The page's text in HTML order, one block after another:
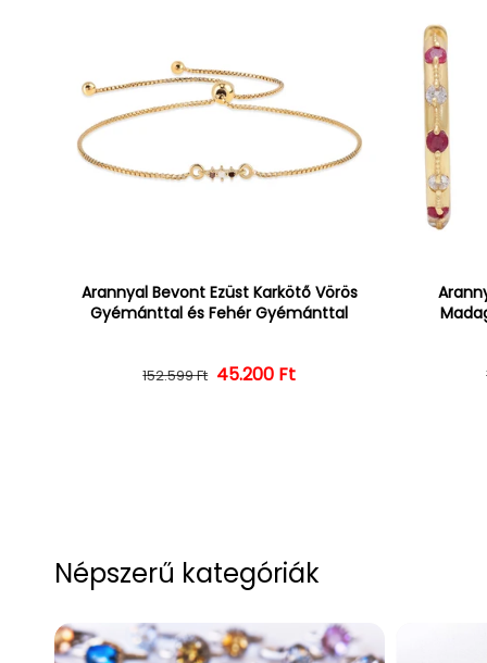
Arannyal Bevont Ezüst Karkötő Vörös
Gyémánttal és Fehér Gyémánttal
Normál ár
152.599 Ft Kedvezményes ár
45.200 Ft
Népszerű kategóriák